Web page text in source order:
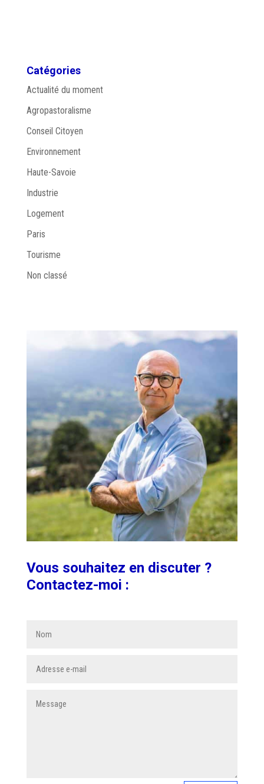
Catégories
Actualité du moment
Agropastoralisme
Conseil Citoyen
Environnement
Haute-Savoie
Industrie
Logement
Paris
Tourisme
Non classé
Vous souhaitez en discuter ?
Contactez-moi :